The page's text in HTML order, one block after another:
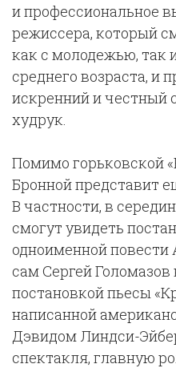
и профессиональное
режиссера, который
как с молодежью, так
среднего возраста, и
искренний и честный
худрук.
Помимо горьковской
Бронной представит
В частности, в
смогут увидеть
одноименной
сам Сергей
постановкой пьесы
написанной
Дэвидом Линдси-
спектакля, главную